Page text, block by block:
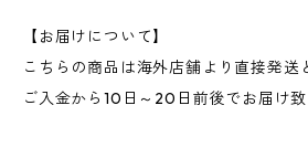
【お届けについて】
こちらの商品は海外店舗より直接発送
ご入金から10日～20日前後でお届け致